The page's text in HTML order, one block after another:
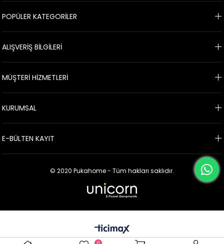
POPÜLER KATEGORİLER
ALIŞVERİŞ BİLGİLERİ
MÜŞTERİ HİZMETLERİ
KURUMSAL
E-BÜLTEN KAYIT
© 2020 Pukahome - Tüm hakları saklıdır.